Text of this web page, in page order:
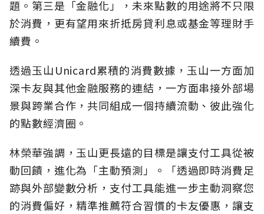
題。第三是「金融化」，未來點數的用途將不只限
於消費，更有望用來折抵房貸利息或基金等理財手
續費。
透過玉山Unicard累積的消費數據，玉山一方面加
深卡友與其他金融服務的連結，一方面串接外部場
景與跨業合作，共同組成一個持續流動、彼此強化
的點數經濟圈。
林榮華強調，玉山更長遠的目標是讓支付工具從被
動回饋，進化為「主動預測」。「透過即時消費足
跡與外部變數分析，支付工具能進一步主動洞察您
的消費偏好，精準推薦符合習慣的卡友優惠，讓支